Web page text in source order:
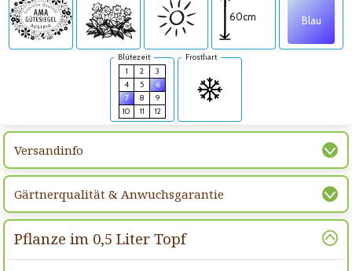
60cm Blau
Blütezeit
1
2
3
4
5
6
7
8
9
10
11 12
Frosthart
Versandinfo
Gärtnerqualität & Anwuchsgarantie
Pflanze im 0,5 Liter Topf